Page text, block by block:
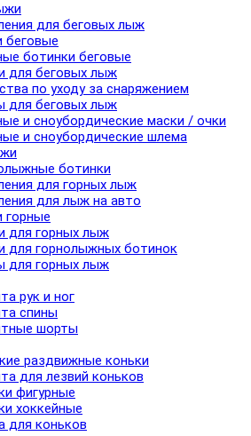
для беговых лыж
ботинки беговые
для беговых лыж
по уходу за снаряжением
для беговых лыж
и сноубордические маски / очки
и сноубордические шлема
ботинки
для горных лыж
для лыж на авто
для горных лыж
для горнолыжных ботинок
для горных лыж
рук и ног
спины
шорты
раздвижные коньки
для лезвий коньков
фигурные
хоккейные
для коньков